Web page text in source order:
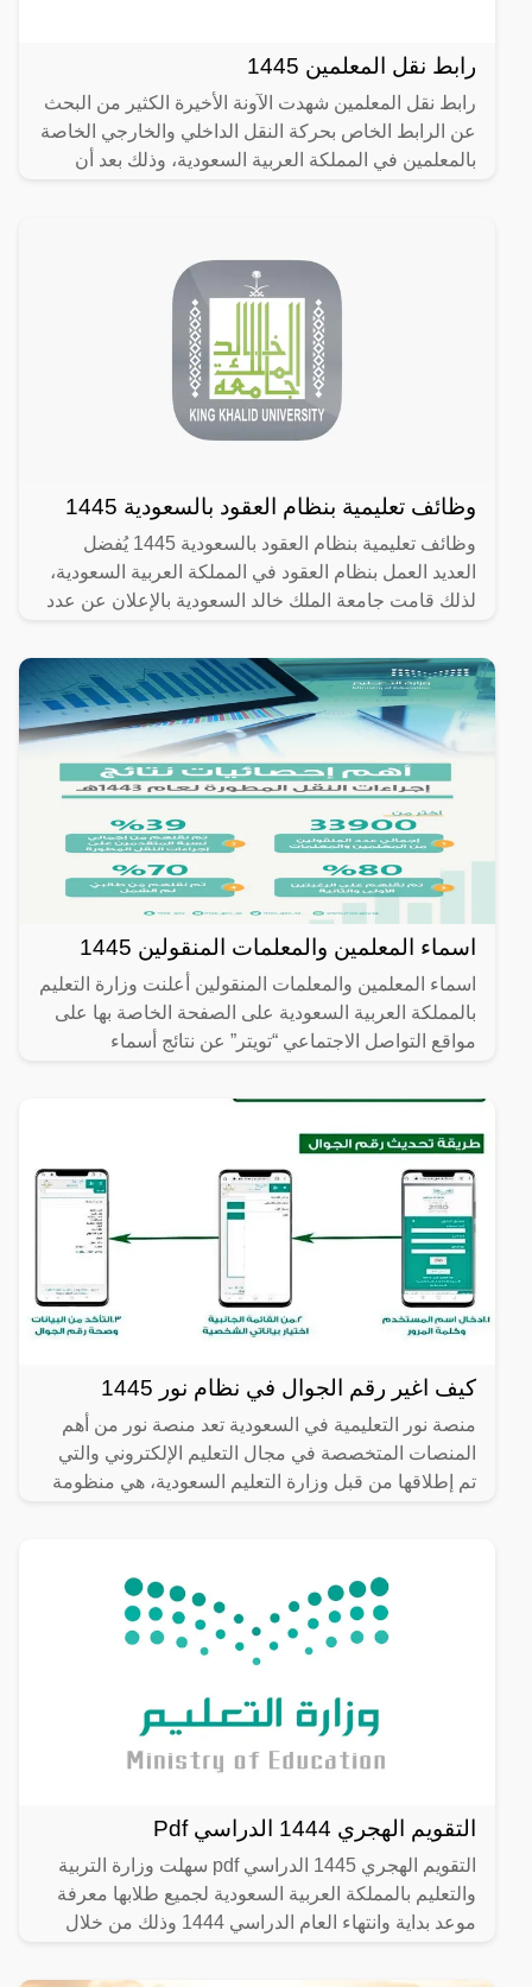
رابط نقل المعلمين 1445
رابط نقل المعلمين شهدت الآونة الأخيرة الكثير من البحث
عن الرابط الخاص بحركة النقل الداخلي والخارجي الخاصة
بالمعلمين في المملكة العربية السعودية، وذلك بعد أن
وظائف تعليمية بنظام العقود بالسعودية 1445
وظائف تعليمية بنظام العقود بالسعودية 1445 يُفضل
العديد العمل بنظام العقود في المملكة العربية السعودية،
لذلك قامت جامعة الملك خالد السعودية بالإعلان عن عدد
اسماء المعلمين والمعلمات المنقولين 1445
اسماء المعلمين والمعلمات المنقولين أعلنت وزارة التعليم
بالمملكة العربية السعودية على الصفحة الخاصة بها على
مواقع التواصل الاجتماعي “تويتر” عن نتائج أسماء
كيف اغير رقم الجوال في نظام نور 1445
منصة نور التعليمية في السعودية تعد منصة نور من أهم
المنصات المتخصصة في مجال التعليم الإلكتروني والتي
تم إطلاقها من قبل وزارة التعليم السعودية، هي منظومة
التقويم الهجري 1444 الدراسي Pdf
التقويم الهجري 1445 الدراسي pdf سهلت وزارة التربية
والتعليم بالمملكة العربية السعودية لجميع طلابها معرفة
موعد بداية وانتهاء العام الدراسي 1444 وذلك من خلال